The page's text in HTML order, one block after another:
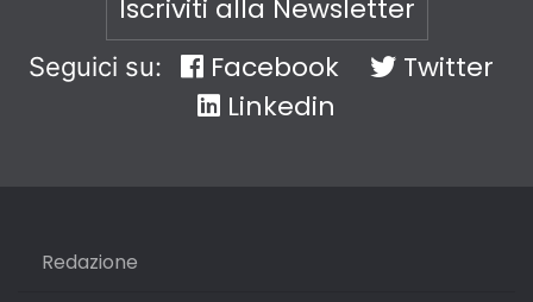
Iscriviti alla Newsletter
Seguici su: Facebook
Twitter
Linkedin
Redazione